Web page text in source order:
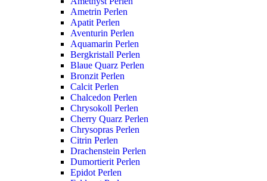
Ametrin Perlen
Apatit Perlen
Aventurin Perlen
Aquamarin Perlen
Bergkristall Perlen
Blaue Quarz Perlen
Bronzit Perlen
Calcit Perlen
Chalcedon Perlen
Chrysokoll Perlen
Cherry Quarz Perlen
Chrysopras Perlen
Citrin Perlen
Drachenstein Perlen
Dumortierit Perlen
Epidot Perlen